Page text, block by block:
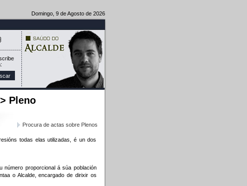
Domingo, 9 de Agosto de 2026
Pleno
Procura de actas sobre Plenos
todas elas utilizadas, é un dos
número proporcional á súa población
o Alcalde, encargado de dirixir os